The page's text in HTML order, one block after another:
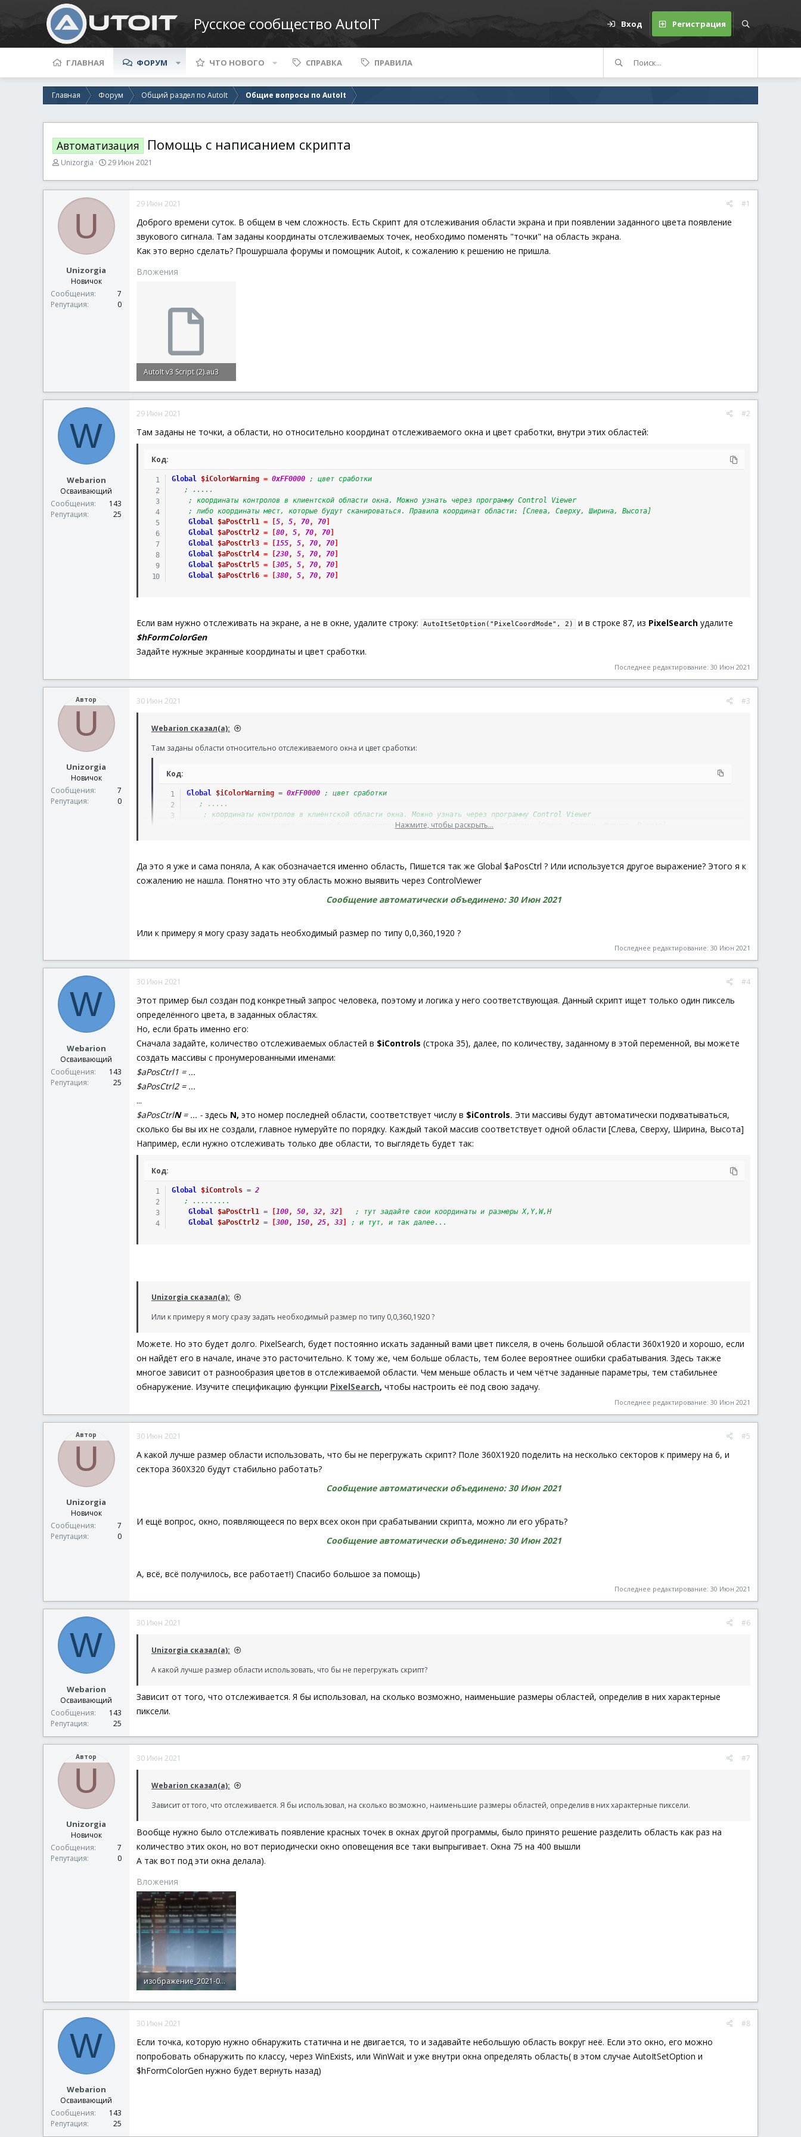
Русское сообщество AutoIT Вход Регистрация
ГЛАВНАЯ ФОРУМ ЧТО НОВОГО СПРАВКА ПРАВИЛА
Главная Форум Общий раздел по AutoIt Общие вопросы по AutoIt
Автоматизация Помощь с написанием скрипта
А
т
т
м
ы
Unizorgia
Д
т
н
а
а
л
29 Июн 2021
U
Unizorgia
Новичок
Сообщения
7
Репутация
0
29 Июн 2021 #1
Доброго времени суток. В общем в чем сложность. Есть Скрипт для отслеживания области экрана и при появлении заданного цвета появление
звукового сигнала. Там заданы координаты отслеживаемых точек, необходимо поменять "точки" на область экрана.
Как это верно сделать? Прошуршала форумы и помощник Autoit, к сожалению к решению не пришла.
Вложения
AutoIt v3 Script (2).au3
6.8 КБ · Просмотры: 7
W
Webarion
Осваивающий
Сообщения
143
Репутация
25
29 Июн 2021 #2
Там заданы не точки, а области, но относительно координат отслеживаемого окна и цвет сработки, внутри этих областей:
Код:
Global $iColorWarning = 0xFF0000
; цвет сработки
; .....
; координаты контролов в клиентской области окна. Можно узнать через программу Control Viewer
; либо координаты мест, которые будут сканироваться. Правила координат области: [Слева, Сверху, Ширина, Высота]
Global
$aPosCtrl1 = 5, 5, 70, 70]
Global
$aPosCtrl2 = 80, 5, 70, 70]
Global
$aPosCtrl3 = 155, 5, 70, 70]
Global
$aPosCtrl4 = 230, 5, 70, 70]
Global
$aPosCtrl5 = 305, 5, 70, 70]
Global
$aPosCtrl6 = 380, 5, 70, 70]
Если вам нужно отслеживать на экране, а не в окне, удалите строку: AutoItSetOption("PixelCoordMode", 2) и в строке 87, из PixelSearch удалите
$hFormColorGen
Задайте нужные экранные координаты и цвет сработки.
Последнее редактирование: 30 Июн 2021
Автор
U
Unizorgia
Новичок
Сообщения
7
Репутация
0
30 Июн 2021 #3
Webarion сказал(а):
Там заданы области относительно отслеживаемого окна и цвет сработки:
Код:
Global $iColorWarning = 0xFF0000
; цвет сработки
; .....
; координаты контролов в клиентской области окна. Можно узнать через программу Control Viewer
; либо координаты мест, которые будут сканироваться. Правила координат области: [Слева, Сверху, Ширина, Высота]
Global $aPosCtrl4 = [230, 5, 70, 70]
Global $aPosCtrl5 = [305, 5, 70 , 70]
Если вам нужно отслеживать на экране, а не в окне, удалите строку: AutoItSetOption("PixelCoordMode", 2)
Нажмите, чтобы раскрыть...
Да это я уже и сама поняла, А как обозначается именно область, Пишется так же Global $aPosCtrl ? Или используется другое выражение? Этого я к
сожалению не нашла. Понятно что эту область можно выявить через ControlViewer
Сообщение автоматически объединено: 30 Июн 2021
Или к примеру я могу сразу задать необходимый размер по типу 0,0,360,1920 ?
Последнее редактирование: 30 Июн 2021
W
Webarion
Осваивающий
Сообщения
143
Репутация
25
30 Июн 2021 #4
Этот пример был создан под конкретный запрос человека, поэтому и логика у него соответствующая. Данный скрипт ищет только один пиксель
определённого цвета, в заданных областях.
Но, если брать именно его:
Сначала задайте, количество отслеживаемых областей в $iControls (строка 35), далее, по количеству, заданному в этой переменной, вы можете
создать массивы с пронумерованными именами:
$aPosCtrl1 = ...
$aPosCtrl2 = ...
...
$aPosCtrlN= ... - здесь N, это номер последней области, соответствует числу в $iControls. Эти массивы будут автоматически подхватываться,
сколько бы вы их не создали, главное нумеруйте по порядку. Каждый такой массив соответствует одной области [Слева, Сверху, Ширина, Высота]
Например, если нужно отслеживать только две области, то выглядеть будет так:
Код:
Global $iControls = 2
; .........
Global
$aPosCtrl1 = 100, 50, 32, 32]
; тут задайте свои координаты и размеры X,Y,W,H
Global
$aPosCtrl2 = 300, 150, 25, 33] ; и тут, и так далее...
Unizorgia сказал(а):
Или к примеру я могу сразу задать необходимый размер по типу 0,0,360,1920 ?
Можете. Но это будет долго. PixelSearch, будет постоянно искать заданный вами цвет пикселя, в очень большой области 360x1920 и хорошо, если
он найдёт его в начале, иначе это расточительно. К тому же, чем больше область, тем более вероятнее ошибки срабатывания. Здесь также
многое зависит от разнообразия цветов в отслеживаемой области. Чем меньше область и чем чётче заданные параметры, тем стабильнее
обнаружение. Изучите спецификацию функции PixelSearch, чтобы настроить её под свою задачу.
Последнее редактирование: 30 Июн 2021
Автор
U
Unizorgia
Новичок
Сообщения
7
Репутация
0
30 Июн 2021 #5
А какой лучше размер области использовать, что бы не перегружать скрипт? Поле 360Х1920 поделить на несколько секторов к примеру на 6, и
сектора 360Х320 будут стабильно работать?
Сообщение автоматически объединено: 30 Июн 2021
И ещё вопрос, окно, появляющееся по верх всех окон при срабатывании скрипта, можно ли его убрать?
Сообщение автоматически объединено: 30 Июн 2021
А, всё, всё получилось, все работает!) Спасибо большое за помощь)
Последнее редактирование: 30 Июн 2021
W
Webarion
Осваивающий
Сообщения
143
Репутация
25
30 Июн 2021 #6
Unizorgia сказал(а):
А какой лучше размер области использовать, что бы не перегружать скрипт?
Зависит от того, что отслеживается. Я бы использовал, на сколько возможно, наименьшие размеры областей, определив в них характерные
пиксели.
Автор
U
Unizorgia
Новичок
Сообщения
7
Репутация
0
30 Июн 2021 #7
Webarion сказал(а):
Зависит от того, что отслеживается. Я бы использовал, на сколько возможно, наименьшие размеры областей, определив в них характерные пиксели.
Вообще нужно было отслеживать появление красных точек в окнах другой программы, было принято решение разделить область как раз на
количество этих окон, но вот периодически окно оповещения все таки выпрыгивает. Окна 75 на 400 вышли
А так вот под эти окна делала).
Вложения
изображение_2021-06-30_133132.png
W
Webarion
Осваивающий
Сообщения
143
Репутация
25
30 Июн 2021 #8
Если точка, которую нужно обнаружить статична и не двигается, то и задавайте небольшую область вокруг неё. Если это окно, его можно
попробовать обнаружить по классу, через WinExists, или WinWait и уже внутри окна определять область( в этом случае AutoItSetOption и
$hFormColorGen нужно будет вернуть назад)